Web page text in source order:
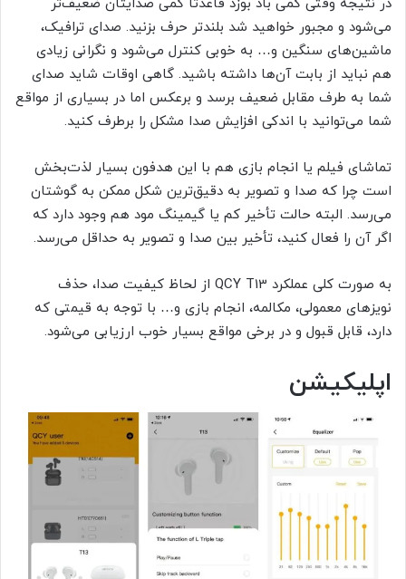
می‌شود و مجبور خواهید شد بلندتر حرف بزنید. صدای ترافیک،
ماشین‌های سنگین و… به خوبی کنترل می‌شود و نگرانی زیادی
هم نباید از بابت آن‌ها داشته باشید. گاهی اوقات شاید صدای
شما به طرف مقابل ضعیف برسد و برعکس اما در بسیاری از مواقع
شما می‌توانید با اندکی افزایش صدا مشکل را برطرف کنید.
تماشای فیلم یا انجام بازی هم با این هدفون بسیار لذت‌بخش
است چرا که صدا و تصویر به دقیق‌ترین شکل ممکن به گوشتان
می‌رسد. البته حالت تأخیر کم یا گیمینگ مود هم وجود دارد که
اگر آن را فعال کنید، تأخیر بین صدا و تصویر به حداقل می‌رسد.
به صورت کلی عملکرد QCY T13 از لحاظ کیفیت صدا، حذف
نویزهای معمولی، مکالمه، انجام بازی و… با توجه به قیمتی که
دارد، قابل قبول و در برخی مواقع بسیار خوب ارزیابی می‌شود.
اپلیکیشن